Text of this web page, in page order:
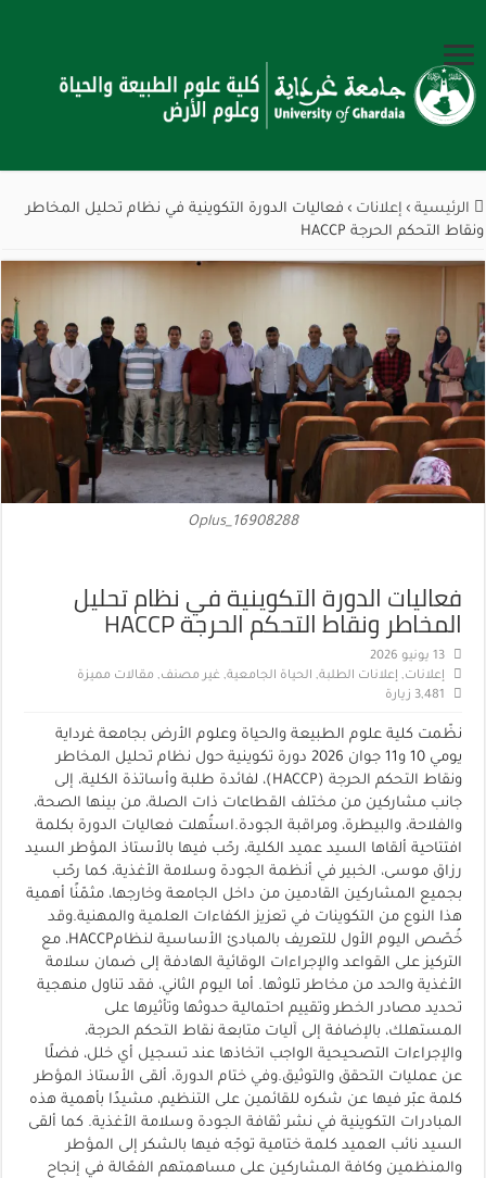
الرئيسية › إعلانات › فعاليات الدورة التكوينية في نظام تحليل المخاطر
ونقاط التحكم الحرجة HACCP
Oplus_16908288
فعاليات الدورة التكوينية في نظام تحليل
المخاطر ونقاط التحكم الحرجة HACCP
13 يونيو 2026
إعلانات, إعلانات الطلبة, الحياة الجامعية,غير مصنف, مقالات مميزة
3,481 زيارة
نظّمت كلية علوم الطبيعة والحياة وعلوم الأرض بجامعة غرداية
يومي 10 و11 جوان 2026 دورة تكوينية حول نظام تحليل المخاطر
ونقاط التحكم الحرجة (HACCP)، لفائدة طلبة وأساتذة الكلية، إلى
جانب مشاركين من مختلف القطاعات ذات الصلة، من بينها الصحة،
والفلاحة، والبيطرة، ومراقبة الجودة.استُهلت فعاليات الدورة بكلمة
افتتاحية ألقاها السيد عميد الكلية، رحّب فيها بالأستاذ المؤطر السيد
رزاق موسى، الخبير في أنظمة الجودة وسلامة الأغذية، كما رحّب
بجميع المشاركين القادمين من داخل الجامعة وخارجها، مثمّنًا أهمية
هذا النوع من التكوينات في تعزيز الكفاءات العلمية والمهنية.وقد
خُصّص اليوم الأول للتعريف بالمبادئ الأساسية لنظامHACCP، مع
التركيز على القواعد والإجراءات الوقائية الهادفة إلى ضمان سلامة
الأغذية والحد من مخاطر تلوثها. أما اليوم الثاني، فقد تناول منهجية
تحديد مصادر الخطر وتقييم احتمالية حدوثها وتأثيرها على
المستهلك، بالإضافة إلى آليات متابعة نقاط التحكم الحرجة،
والإجراءات التصحيحية الواجب اتخاذها عند تسجيل أي خلل، فضلًا
عن عمليات التحقق والتوثيق.وفي ختام الدورة، ألقى الأستاذ المؤطر
كلمة عبّر فيها عن شكره للقائمين على التنظيم، مشيدًا بأهمية هذه
المبادرات التكوينية في نشر ثقافة الجودة وسلامة الأغذية. كما ألقى
السيد نائب العميد كلمة ختامية توجّه فيها بالشكر إلى المؤطر
والمنظمين وكافة المشاركين على مساهمتهم الفعّالة في إنجاح